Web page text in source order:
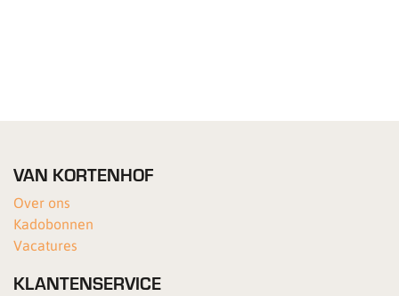
VAN KORTENHOF
Over ons
Kadobonnen
Vacatures
KLANTENSERVICE